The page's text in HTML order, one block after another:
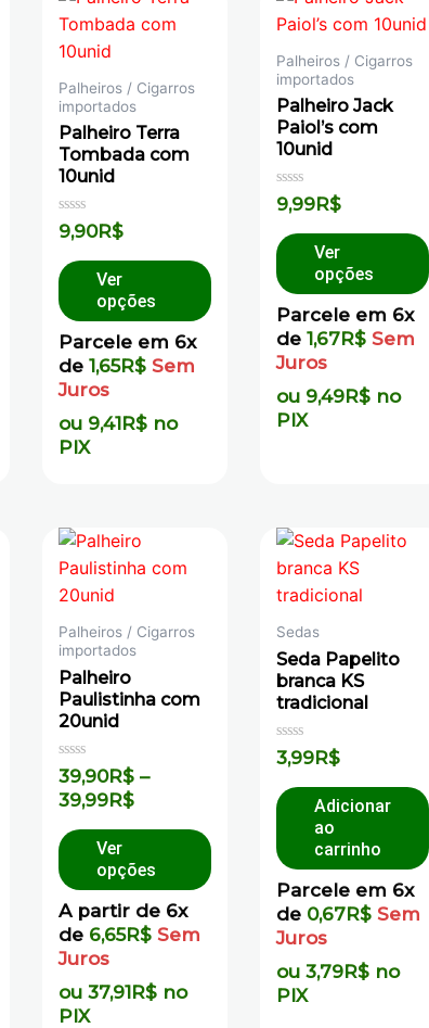
Palheiros / Cigarros
importados
Palheiro Terra
Tombada com
10unid
Avaliação
0
5
9,90R$
Ver
opções
Parcele em 6x
de 1,65R$ Sem
Juros
ou 9,41R$ no
PIX
Palheiros / Cigarros
importados
Palheiro Jack
Paiol’s com
10unid
Avaliação
0
5
9,99R$
Ver
opções
Parcele em 6x
de 1,67R$ Sem
Juros
ou 9,49R$ no
PIX
Palheiros / Cigarros
importados
Palheiro
Paulistinha com
20unid
Avaliação
0
de
39,90R$–
39,99R$
Ver
opções
A partir de 6x
de 6,65R$ Sem
Juros
ou 37,91R$ no
PIX
Sedas
Seda Papelito
branca KS
tradicional
Avaliação
0
5
3,99R$
Adicionar
ao
carrinho
Parcele em 6x
de 0,67R$ Sem
Juros
ou 3,79R$ no
PIX